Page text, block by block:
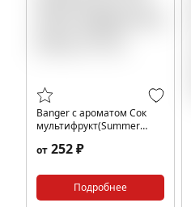
Banger с ароматом Сок
мультифрукт(Summer
от 252 ₽
Подробнее